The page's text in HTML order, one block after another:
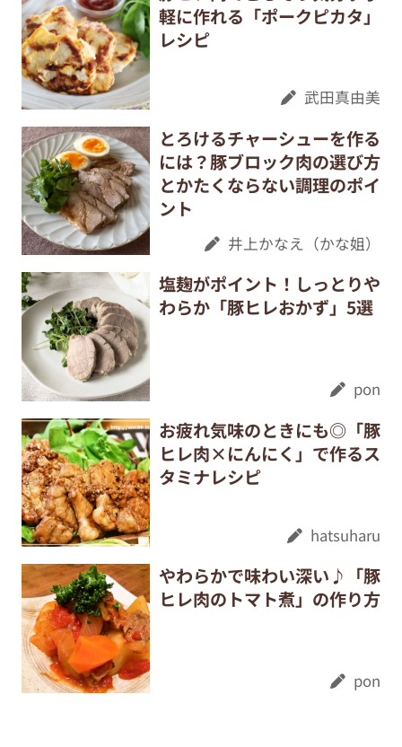
軽に作れる「ポークピカタ」
レシピ
武田真由美
とろけるチャーシューを作る
には？豚ブロック肉の選び方
とかたくならない調理のポイ
ント
井上かなえ（かな姐）
塩麹がポイント！しっとりや
わらか「豚ヒレおかず」5選
pon
お疲れ気味のときにも◎「豚
ヒレ肉×にんにく」で作るス
タミナレシピ
hatsuharu
やわらかで味わい深い♪「豚
ヒレ肉のトマト煮」の作り方
pon